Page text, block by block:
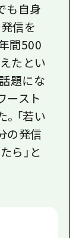
も自身
信を
間500
たとい
題にな
ースト
「若い
の発信
ら」と